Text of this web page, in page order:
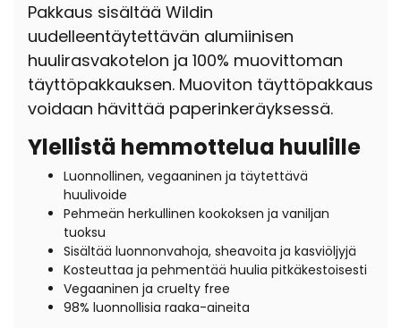
Pakkaus sisältää Wildin
uudelleentäytettävän alumiinisen
huulirasvakotelon ja 100% muovittoman
täyttöpakkauksen. Muoviton täyttöpakkaus
voidaan hävittää paperinkeräyksessä.
Ylellistä hemmottelua huulille
Luonnollinen, vegaaninen ja täytettävä
huulivoide
Pehmeän herkullinen kookoksen ja vaniljan
tuoksu
Sisältää luonnonvahoja, sheavoita ja kasviöljyjä
Kosteuttaa ja pehmentää huulia pitkäkestoisesti
Vegaaninen ja cruelty free
98% luonnollisia raaka-aineita